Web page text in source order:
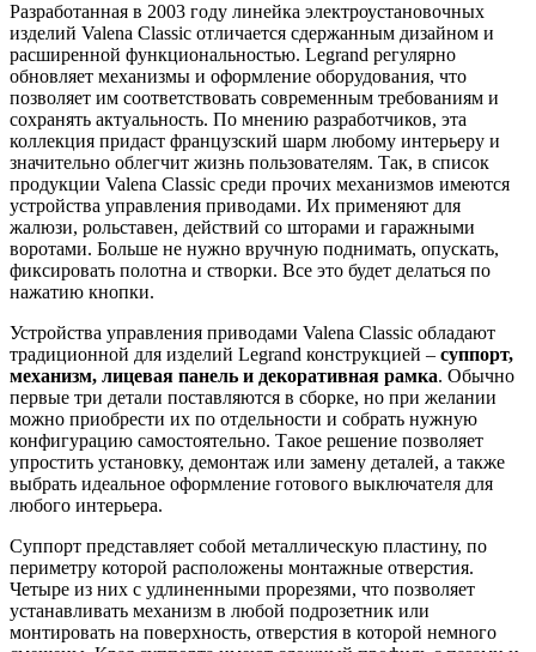
Разработанная в 2003 году линейка электроустановочных
изделий Valena Classic отличается сдержанным дизайном и
расширенной функциональностью. Legrand регулярно
обновляет механизмы и оформление оборудования, что
позволяет им соответствовать современным требованиям и
сохранять актуальность. По мнению разработчиков, эта
коллекция придаст французский шарм любому интерьеру и
значительно облегчит жизнь пользователям. Так, в список
продукции Valena Classic среди прочих механизмов имеются
устройства управления приводами. Их применяют для
жалюзи, рольставен, действий со шторами и гаражными
воротами. Больше не нужно вручную поднимать, опускать,
фиксировать полотна и створки. Все это будет делаться по
нажатию кнопки.
Устройства управления приводами Valena Classic обладают
традиционной для изделий Legrand конструкцией – суппорт,
механизм, лицевая панель и декоративная рамка. Обычно
первые три детали поставляются в сборке, но при желании
можно приобрести их по отдельности и собрать нужную
конфигурацию самостоятельно. Такое решение позволяет
упростить установку, демонтаж или замену деталей, а также
выбрать идеальное оформление готового выключателя для
любого интерьера.
Суппорт представляет собой металлическую пластину, по
периметру которой расположены монтажные отверстия.
Четыре из них с удлиненными прорезями, что позволяет
устанавливать механизм в любой подрозетник или
монтировать на поверхность, отверстия в которой немного